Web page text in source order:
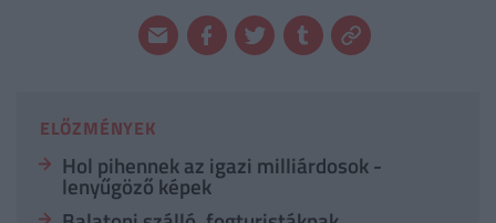
ELŐZMÉNYEK
Hol pihennek az igazi milliárdosok -
lenyűgöző képek